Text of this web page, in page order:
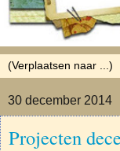
30 december 2014
Projecten